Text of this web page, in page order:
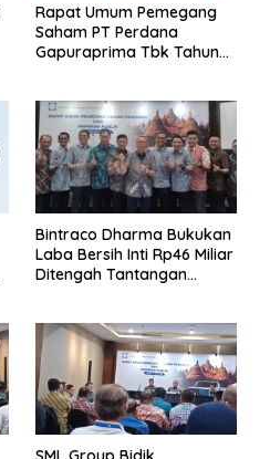
Rapat Umum Pemegang
Saham PT Perdana
Gapuraprima Tbk Tahun
Bintraco Dharma Bukukan
Laba Bersih Inti Rp46 Miliar
Ditengah Tantangan